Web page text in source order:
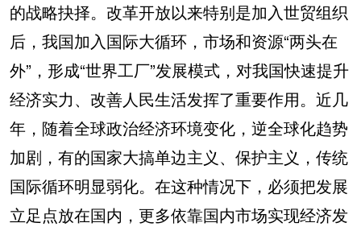
的战略抉择。改革开放以来特别是加入世贸组织
后，我国加入国际大循环，市场和资源“两头在
外”，形成“世界工厂”发展模式，对我国快速提升
经济实力、改善人民生活发挥了重要作用。近几
年，随着全球政治经济环境变化，逆全球化趋势
加剧，有的国家大搞单边主义、保护主义，传统
国际循环明显弱化。在这种情况下，必须把发展
立足点放在国内，更多依靠国内市场实现经济发